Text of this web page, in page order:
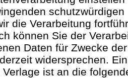
die Verarbeitung
können Sie der
Daten für Zwecke
widersprechen.
ist an die